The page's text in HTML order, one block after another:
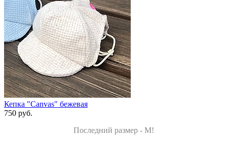
Кепка "Canvas" бежевая
750 руб.
Последний размер - M!